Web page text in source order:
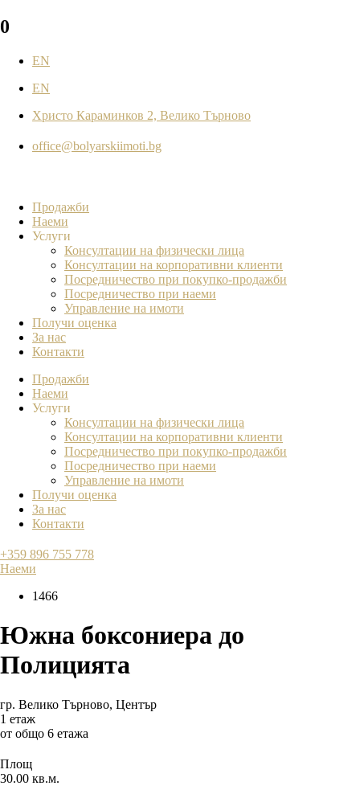
0
EN
EN
Христо Караминков 2, Велико Търново
office@bolyarskiimoti.bg
Продажби
Наеми
Услуги
Консултации на физически лица
Консултации на корпоративни клиенти
Посредничество при покупко-продажби
Посредничество при наеми
Управление на имоти
Получи оценка
За нас
Контакти
Продажби
Наеми
Услуги
Консултации на физически лица
Консултации на корпоративни клиенти
Посредничество при покупко-продажби
Посредничество при наеми
Управление на имоти
Получи оценка
За нас
Контакти
+359 896 755 778
Наеми
1466
Южна боксониера до
Полицията
гр. Велико Търново, Център
1 етаж
от общо 6 етажа
Площ
30.00 кв.м.